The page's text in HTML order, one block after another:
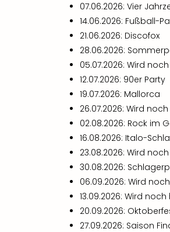
07.06.2026: Vier
14.06.2026: Fußball-
21.06.2026: Discofox
28.06.2026:
05.07.2026: Wird
12.07.2026: 90er Party
19.07.2026: Mallorca
26.07.2026: Wird
02.08.2026: Rock im
16.08.2026: Italo-
23.08.2026: Wird
30.08.2026:
06.09.2026: Wird
13.09.2026: Wird
20.09.2026:
27.09.2026: Saison